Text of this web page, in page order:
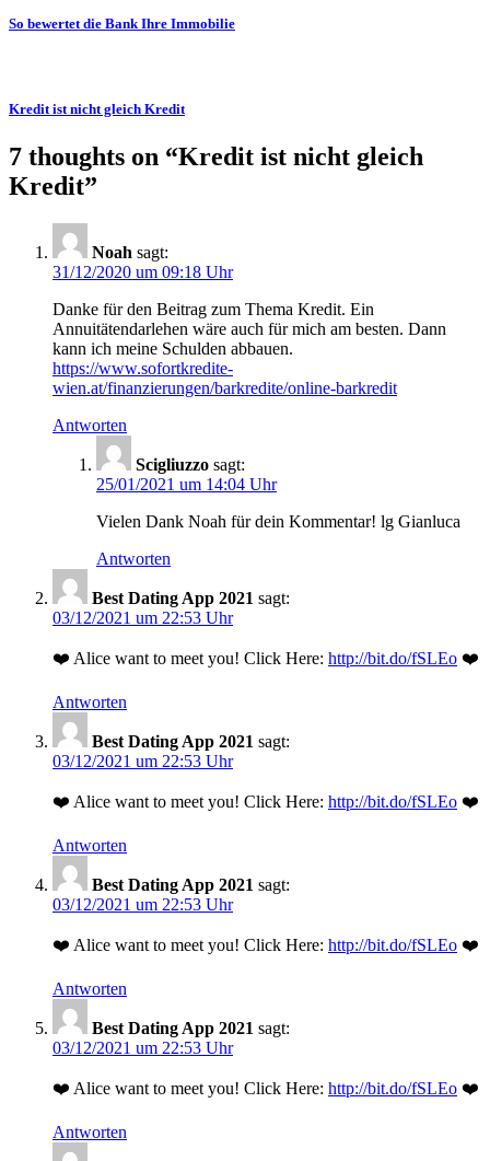
So bewertet die Bank Ihre Immobilie
Kredit ist nicht gleich Kredit
7 thoughts on “Kredit ist nicht gleich
Kredit”
Noah sagt:
31/12/2020 um 09:18 Uhr
Danke für den Beitrag zum Thema Kredit. Ein
Annuitätendarlehen wäre auch für mich am besten. Dann
kann ich meine Schulden abbauen.
https://www.sofortkredite-
wien.at/finanzierungen/barkredite/online-barkredit
Antworten
Scigliuzzo sagt:
25/01/2021 um 14:04 Uhr
Vielen Dank Noah für dein Kommentar! lg Gianluca
Antworten
Best Dating App 2021 sagt:
03/12/2021 um 22:53 Uhr
❤️ Alice want to meet you! Click Here: http://bit.do/fSLEo ❤️
Antworten
Best Dating App 2021 sagt:
03/12/2021 um 22:53 Uhr
❤️ Alice want to meet you! Click Here: http://bit.do/fSLEo ❤️
Antworten
Best Dating App 2021 sagt:
03/12/2021 um 22:53 Uhr
❤️ Alice want to meet you! Click Here: http://bit.do/fSLEo ❤️
Antworten
Best Dating App 2021 sagt:
03/12/2021 um 22:53 Uhr
❤️ Alice want to meet you! Click Here: http://bit.do/fSLEo ❤️
Antworten